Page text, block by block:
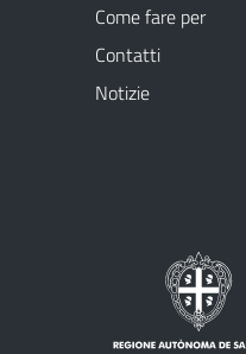
Come fare per
Contatti
Notizie